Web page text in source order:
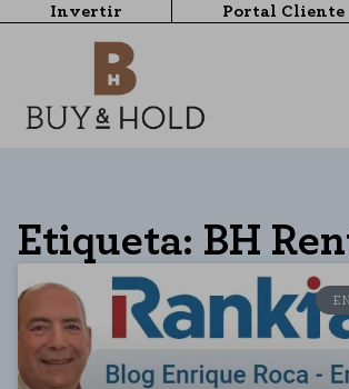
Invertir Portal Cliente
Etiqueta: BH